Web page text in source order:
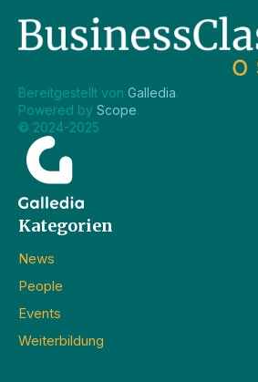
Bereitgestellt von Galledia.
Powered by Scope.
© 2024-2025
Kategorien
News
People
Events
Weiterbildung